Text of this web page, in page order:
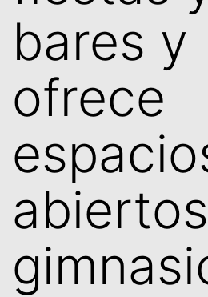
bares y
ofrece